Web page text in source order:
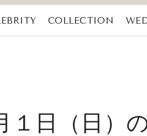
COLLECTION
１日（日）